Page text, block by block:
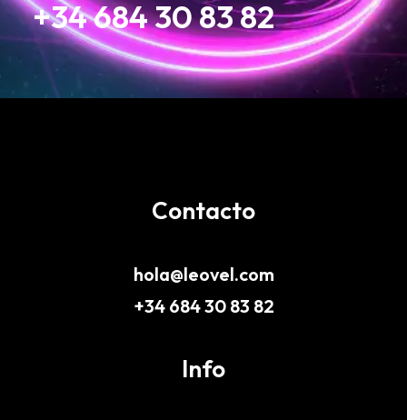
+34 684 30 83 82
Contacto
hola@leovel.com
+34 684 30 83 82
Info